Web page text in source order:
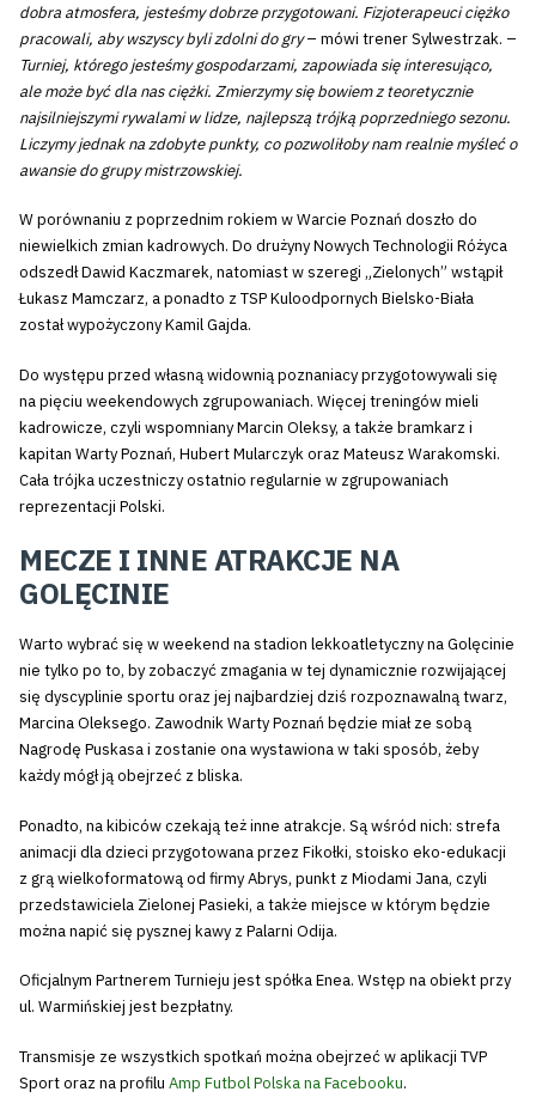
dobra atmosfera, jesteśmy dobrze przygotowani. Fizjoterapeuci ciężko
pracowali, aby wszyscy byli zdolni do gry– mówi trener Sylwestrzak. –
Turniej, którego jesteśmy gospodarzami, zapowiada się interesująco,
ale może być dla nas ciężki. Zmierzymy się bowiem z teoretycznie
najsilniejszymi rywalami w lidze, najlepszą trójką poprzedniego sezonu.
Liczymy jednak na zdobyte punkty, co pozwoliłoby nam realnie myśleć o
awansie do grupy mistrzowskiej.
W porównaniu z poprzednim rokiem w Warcie Poznań doszło do
niewielkich zmian kadrowych. Do drużyny Nowych Technologii Różyca
odszedł Dawid Kaczmarek, natomiast w szeregi „Zielonych” wstąpił
Łukasz Mamczarz, a ponadto z TSP Kuloodpornych Bielsko-Biała
został wypożyczony Kamil Gajda.
Do występu przed własną widownią poznaniacy przygotowywali się
na pięciu weekendowych zgrupowaniach. Więcej treningów mieli
kadrowicze, czyli wspomniany Marcin Oleksy, a także bramkarz i
kapitan Warty Poznań, Hubert Mularczyk oraz Mateusz Warakomski.
Cała trójka uczestniczy ostatnio regularnie w zgrupowaniach
reprezentacji Polski.
MECZE I INNE ATRAKCJE NA
GOLĘCINIE
Warto wybrać się w weekend na stadion lekkoatletyczny na Golęcinie
nie tylko po to, by zobaczyć zmagania w tej dynamicznie rozwijającej
się dyscyplinie sportu oraz jej najbardziej dziś rozpoznawalną twarz,
Marcina Oleksego. Zawodnik Warty Poznań będzie miał ze sobą
Nagrodę Puskasa i zostanie ona wystawiona w taki sposób, żeby
każdy mógł ją obejrzeć z bliska.
Ponadto, na kibiców czekają też inne atrakcje. Są wśród nich: strefa
animacji dla dzieci przygotowana przez Fikołki, stoisko eko-edukacji
z grą wielkoformatową od firmy Abrys, punkt z Miodami Jana, czyli
przedstawiciela Zielonej Pasieki, a także miejsce w którym będzie
można napić się pysznej kawy z Palarni Odija.
Oficjalnym Partnerem Turnieju jest spółka Enea. Wstęp na obiekt przy
ul. Warmińskiej jest bezpłatny.
Transmisje ze wszystkich spotkań można obejrzeć w aplikacji TVP
Sport oraz na profilu Amp Futbol Polska na Facebooku.